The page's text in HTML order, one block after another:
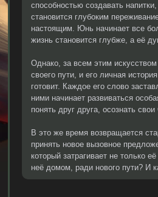
способностью создавать
становится глубоким
настоящим. Юнь начинает все
жизнь становится глубже, а её
Однако, за всем этим
своего пути, и его личная
готовит. Каждое его слово
ними начинает развиваться
понять друг друга, осознать
В это же время возвращается
принять новое вызовное
который затрагивает не только
неё домом, ради нового пути? И